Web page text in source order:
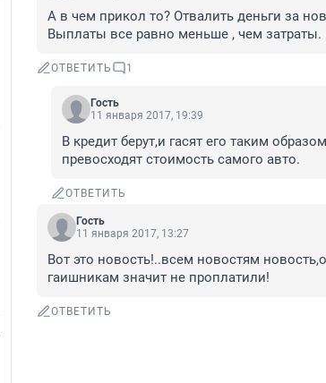
А в чем прикол то? Отвалить деньги за
Выплаты все равно меньше , чем затраты.
ОТВЕТИТЬ 1
Гость
11 января 2017, 19:39
В кредит берут,и гасят его таким
превосходят стоимость самого авто.
ОТВЕТИТЬ
Гость
11 января 2017, 13:27
Вот это новость!..всем новостям
гаишникам значит не проплатили!
ОТВЕТИТЬ